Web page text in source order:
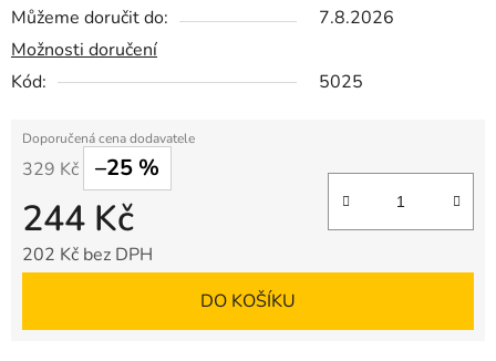
Můžeme doručit do:
7.8.2026
Možnosti doručení
Kód:
5025
329 Kč –25 %
244 Kč
202 Kč bez DPH
DO KOŠÍKU